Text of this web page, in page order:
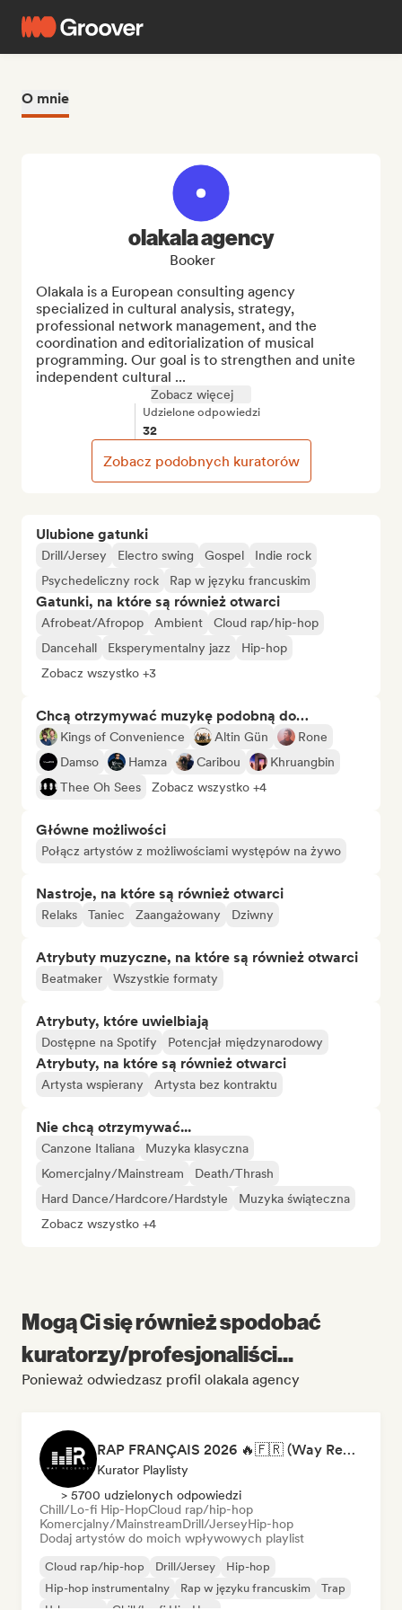
O mnie
Ulubione gatunki
Drill/Jersey Electro swing Gospel
Indie rock
Psychedeliczny rock
Rap w języku francuskim
Gatunki, na które są również otwarci
Afrobeat/Afropop Ambient
Cloud rap/hip-hop
Dancehall
Eksperymentalny jazz
Hip-hop
Zobacz wszystko +3
Chcą otrzymywać muzykę podobną do…
Kings of Convenience Altin Gün
Rone
Damso
Hamza Caribou
Khruangbin
Thee Oh Sees
Zobacz wszystko +4
Główne możliwości
Połącz artystów z możliwościami występów na żywo
Nastroje, na które są również otwarci
Relaks Taniec Zaangażowany Dziwny
Atrybuty muzyczne, na które są również otwarci
Beatmaker Wszystkie formaty
Atrybuty, które uwielbiają
Dostępne na Spotify Potencjał międzynarodowy
Atrybuty, na które są również otwarci
Artysta wspierany Artysta bez kontraktu
Nie chcą otrzymywać...
Canzone Italiana
Muzyka klasyczna
Komercjalny/Mainstream
Death/Thrash
Hard Dance/Hardcore/Hardstyle
Muzyka świąteczna
Zobacz wszystko +4
olakala agency
Booker
Olakala is a European consulting agency
specialized in cultural analysis, strategy,
professional network management, and the
coordination and editorialization of musical
programming. Our goal is to strengthen and unite
independent cultural ...
Zobacz więcej
Udzielone odpowiedzi
32
Zobacz podobnych kuratorów
Mogą Ci się również spodobać
kuratorzy/profesjonaliści...
Ponieważ odwiedzasz profil olakala agency
RAP FRANÇAIS 2026 🔥🇫🇷 (Way Records)
Kurator Playlisty
> 5700 udzielonych odpowiedzi
Chill/Lo-fi Hip-HopCloud rap/hip-hop
Komercjalny/MainstreamDrill/JerseyHip-hop
Dodaj artystów do moich wpływowych playlist
Cloud rap/hip-hop Drill/Jersey
Hip-hop
Hip-hop instrumentalny
Rap w języku francuskim
Trap